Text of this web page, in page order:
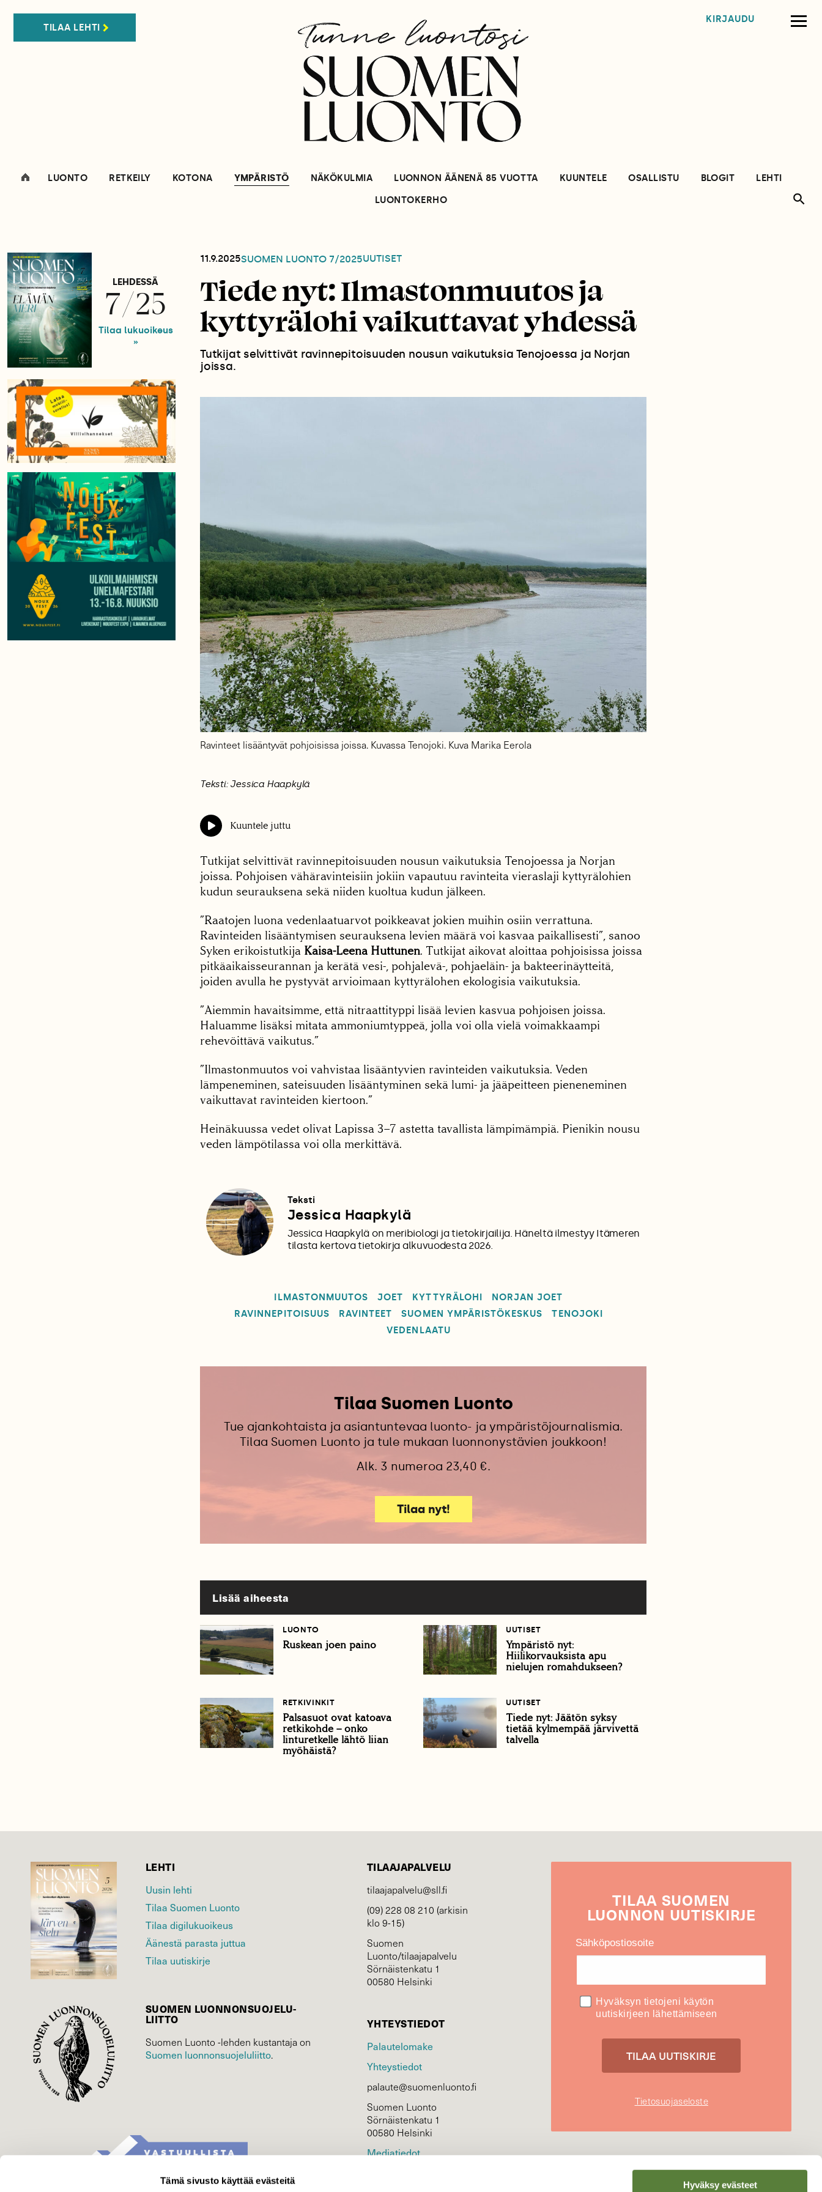
Tämä sivusto käyttää evästeitä Hyväksy evästeet
TILAA LEHTI
KIRJAUDU
LUONTO RETKEILY KOTONA YMPÄRISTÖ NÄKÖKULMIA LUONNON ÄÄNENÄ 85 VUOTTA KUUNTELE OSALLISTU BLOGIT
LEHTI
LUONTOKERHO
LEHDESSÄ
7/25
Tilaa lukuoikeus
»
11.9.2025SUOMEN LUONTO 7/2025UUTISET
Tiede nyt: Ilmastonmuutos ja
kyttyrälohi vaikuttavat yhdessä
Tutkijat selvittivät ravinnepitoisuuden nousun vaikutuksia Tenojoessa ja Norjan
joissa.
Ravinteet lisääntyvät pohjoisissa joissa. Kuvassa Tenojoki. Kuva Marika Eerola
Teksti: Jessica Haapkylä
Kuuntele juttu
Tutkijat selvittivät ravinnepitoisuuden nousun vaikutuksia Tenojoessa ja Norjan
joissa. Pohjoisen vähäravinteisiin jokiin vapautuu ravinteita vieraslaji kyttyrälohien
kudun seurauksena sekä niiden kuoltua kudun jälkeen.
”Raatojen luona vedenlaatuarvot poikkeavat jokien muihin osiin verrattuna.
Ravinteiden lisääntymisen seurauksena levien määrä voi kasvaa paikallisesti”, sanoo
Syken erikoistutkija Kaisa-Leena Huttunen. Tutkijat aikovat aloittaa pohjoisissa joissa
pitkäaikaisseurannan ja kerätä vesi-, pohjalevä-, pohjaeläin- ja bakteerinäytteitä,
joiden avulla he pystyvät arvioimaan kyttyrälohen ekologisia vaikutuksia.
”Aiemmin havaitsimme, että nitraattityppi lisää levien kasvua pohjoisen joissa.
Haluamme lisäksi mitata ammoniumtyppeä, jolla voi olla vielä voimakkaampi
rehevöittävä vaikutus.”
”Ilmastonmuutos voi vahvistaa lisääntyvien ravinteiden vaikutuksia. Veden
lämpeneminen, sateisuuden lisääntyminen sekä lumi- ja jääpeitteen pieneneminen
vaikuttavat ravinteiden kiertoon.”
Heinäkuussa vedet olivat Lapissa 3–7 astetta tavallista lämpimämpiä. Pienikin nousu
veden lämpötilassa voi olla merkittävä.
Teksti
Jessica Haapkylä
Jessica Haapkylä on meribiologi ja tietokirjailija. Häneltä ilmestyy Itämeren
tilasta kertova tietokirja alkuvuodesta 2026.
ILMASTONMUUTOS JOET KYTTYRÄLOHI
NORJAN JOET
RAVINNEPITOISUUS
RAVINTEET SUOMEN YMPÄRISTÖKESKUS
TENOJOKI
VEDENLAATU
Tilaa Suomen Luonto
Tue ajankohtaista ja asiantuntevaa luonto- ja ympäristöjournalismia.
Tilaa Suomen Luonto ja tule mukaan luonnonystävien joukkoon!
Alk. 3 numeroa 23,40 €.
Tilaa nyt!
Lisää aiheesta
LUONTO
Ruskean joen paino
UUTISET
Ympäristö nyt:
Hiilikorvauksista apu
nielujen romahdukseen?
RETKIVINKIT
Palsasuot ovat katoava
retkikohde – onko
linturetkelle lähtö liian
myöhäistä?
UUTISET
Tiede nyt: Jäätön syksy
tietää kylmempää järvivettä
talvella
LEHTI
Uusin lehti
Tilaa Suomen Luonto
Tilaa digilukuoikeus
Äänestä parasta juttua
Tilaa uutiskirje
SUOMEN LUONNON­SUOJELU­
LIITTO
Suomen Luonto -lehden kustantaja on
Suomen luonnonsuojelu­liitto.
TILAAJAPALVELU
tilaajapalvelu@sll.fi
(09) 228 08 210 (arkisin
klo 9-15)
Suomen
Luonto/tilaajapalvelu
Sörnäistenkatu 1
00580 Helsinki
YHTEYSTIEDOT
Palautelomake
Yhteystiedot
palaute@suomenluonto.fi
Suomen Luonto
Sörnäistenkatu 1
00580 Helsinki
Mediatiedot
TILAA SUOMEN
LUONNON UUTIS­KIRJE
Sähköpostiosoite
Hyväksyn tietojeni käytön
uutiskirjeen lähettämiseen
Tietosuojaseloste